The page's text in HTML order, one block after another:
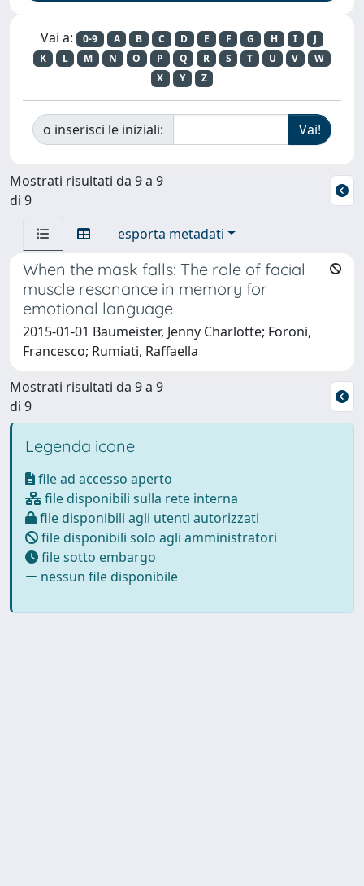
Vai a: 0-9 A B C D E F G H I
J
K
L M N O P Q R S T U V
W
X
Y Z
o inserisci le iniziali:
Mostrati risultati da 9 a 9
di 9
esporta metadati
When the mask falls: The role of facial
muscle resonance in memory for
emotional language
2015-01-01 Baumeister, Jenny Charlotte; Foroni,
Francesco; Rumiati, Raffaella
Mostrati risultati da 9 a 9
di 9
Legenda icone
file ad accesso aperto
file disponibili sulla rete interna
file disponibili agli utenti autorizzati
file disponibili solo agli amministratori
file sotto embargo
nessun file disponibile